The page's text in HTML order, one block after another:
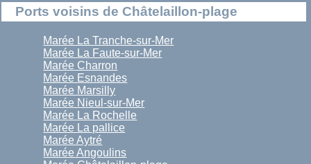
Ports voisins de Châtelaillon-plage
Marée La Tranche-sur-Mer
Marée La Faute-sur-Mer
Marée Charron
Marée Esnandes
Marée Marsilly
Marée Nieul-sur-Mer
Marée La Rochelle
Marée La pallice
Marée Aytré
Marée Angoulins